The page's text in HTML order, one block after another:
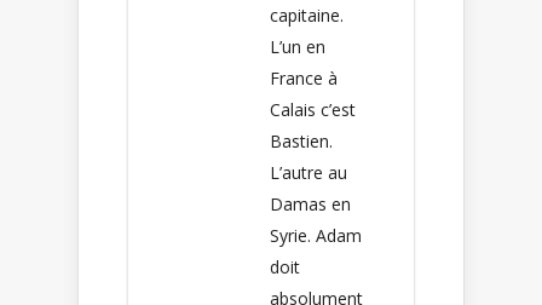
capitaine.
L’un en
France à
Calais c’est
Bastien.
L’autre au
Damas en
Syrie. Adam
doit
absolument